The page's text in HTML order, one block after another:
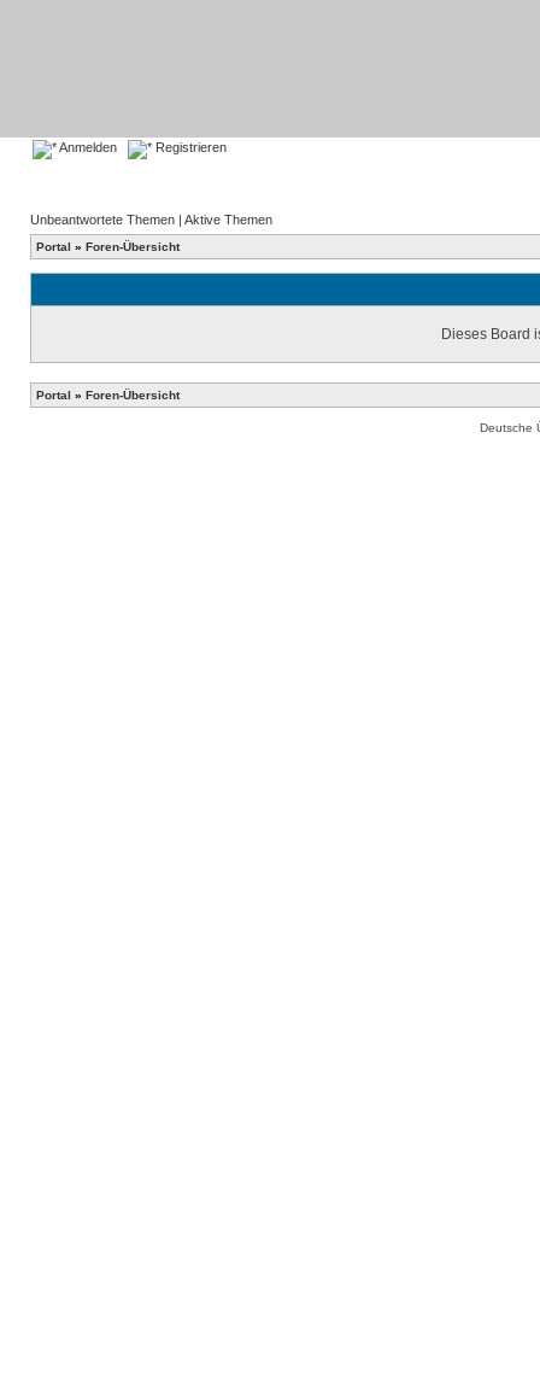
Anmelden Registrieren
Unbeantwortete Themen | Aktive Themen
Portal » Foren-Übersicht
Dieses Board
Portal » Foren-Übersicht
Deutsche